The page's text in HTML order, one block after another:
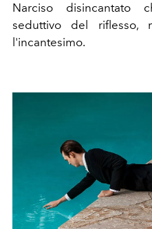
Narciso disincantato
seduttivo del riflesso,
l'incantesimo.